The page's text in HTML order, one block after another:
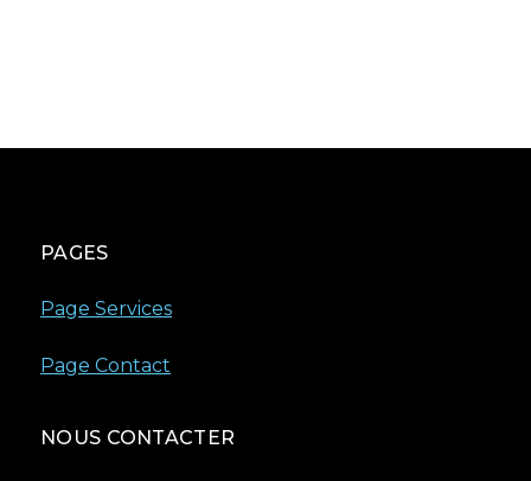
PAGES
Page Services
Page Contact
NOUS CONTACTER